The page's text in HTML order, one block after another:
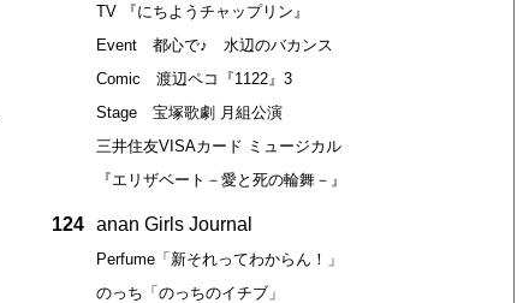
TV 『にちようチャップリン』
Event 都心で♪ 水辺のバカンス
Comic 渡辺ペコ『1122』3
Stage 宝塚歌劇 月組公演
三井住友VISAカード ミュージカル
『エリザベート－愛と死の輪舞－』
124 anan Girls Journal
Perfume「新それってわからん！」
のっち「のっちのイチブ」